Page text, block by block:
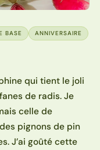
BASE ANNIVERSAIRE
qui tient le joli
de radis. Je
celle de
pignons de pin
J’ai goûté cette